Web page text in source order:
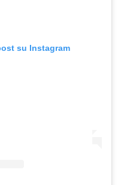
su Instagram